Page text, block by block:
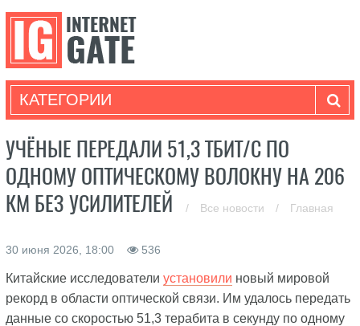
КАТЕГОРИИ
УЧЁНЫЕ ПЕРЕДАЛИ 51,3 ТБИТ/С ПО
ОДНОМУ ОПТИЧЕСКОМУ ВОЛОКНУ НА 206
КМ БЕЗ УСИЛИТЕЛЕЙ
/ Все новости / Главная
30 июня 2026, 18:00 536
Китайские исследователи установили новый мировой
рекорд в области оптической связи. Им удалось передать
данные со скоростью 51,3 терабита в секунду по одному